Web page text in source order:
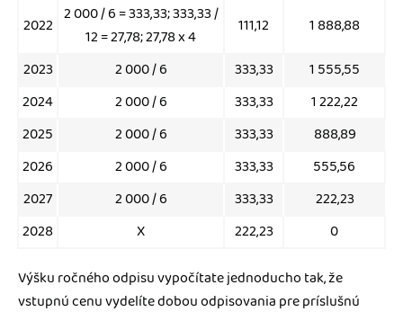
2022
2 000 / 6 = 333,33; 333,33 /
12 = 27,78; 27,78 x 4
111,12
1 888,88
2023
2 000 / 6 333,33
1 555,55
2024
2 000 / 6 333,33
1 222,22
2025
2 000 / 6 333,33
888,89
2026
2 000 / 6 333,33
555,56
2027
2 000 / 6 333,33
222,23
2028
X 222,23 0
Výšku ročného odpisu vypočítate jednoducho tak, že
vstupnú cenu vydelíte dobou odpisovania pre príslušnú